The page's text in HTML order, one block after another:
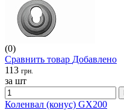
(0)
Сравнить товар Добавлено
113 грн.
за шт
Коленвал (конус) GX200